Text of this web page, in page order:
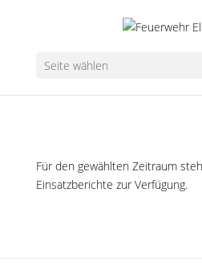
Seite wählen
Für den gewählten Zeitraum
Einsatzberichte zur Verfügung.